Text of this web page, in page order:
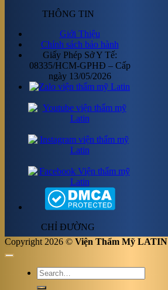
THÔNG TIN
Giới Thiệu
Chính sách bảo hành
Giấy Phép Sở Y Tế:
08335/HCM-GPHĐ – Cấp
ngày 13/05/2026
CHỈ ĐƯỜNG
Copyright 2026 © Viện Thẩm Mỹ LATIN